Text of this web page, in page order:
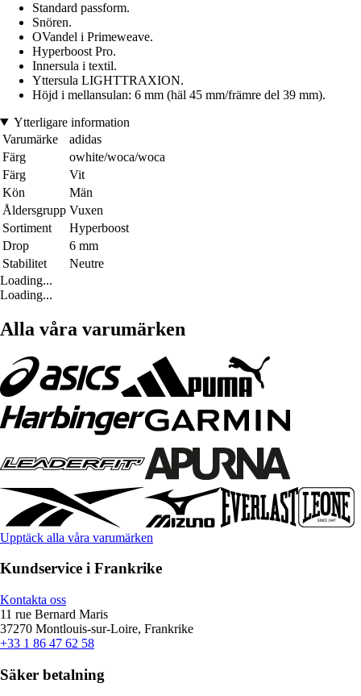
Standard passform.
Snören.
OVandel i Primeweave.
Hyperboost Pro.
Innersula i textil.
Yttersula LIGHTTRAXION.
Höjd i mellansulan: 6 mm (häl 45 mm/främre del 39 mm).
Ytterligare information
Varumärke
adidas
Färg
owhite/woca/woca
Färg
Vit
Kön
Män
Åldersgrupp Vuxen
Sortiment
Hyperboost
Drop
6 mm
Stabilitet
Neutre
Loading...
Loading...
Alla våra varumärken
Upptäck alla våra varumärken
Kundservice i Frankrike
Kontakta oss
11 rue Bernard Maris
37270 Montlouis-sur-Loire, Frankrike
+33 1 86 47 62 58
Säker betalning